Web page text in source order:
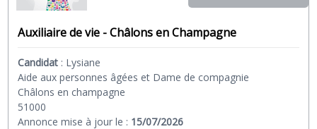
Auxiliaire de vie - Châlons en Champagne
Candidat : Lysiane
Aide aux personnes âgées et Dame de compagnie
Châlons en champagne
51000
Annonce mise à jour le : 15/07/2026